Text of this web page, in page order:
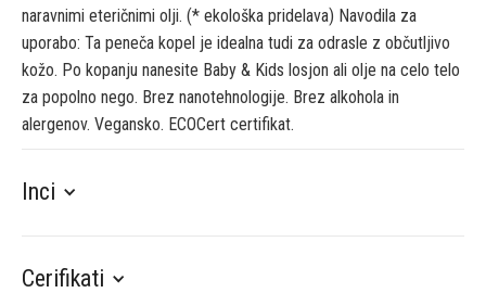
naravnimi eteričnimi olji. (* ekološka pridelava) Navodila za
uporabo: Ta peneča kopel je idealna tudi za odrasle z občutljivo
kožo. Po kopanju nanesite Baby & Kids losjon ali olje na celo telo
za popolno nego. Brez nanotehnologije. Brez alkohola in
alergenov. Vegansko. ECOCert certifikat.
Inci
Cerifikati